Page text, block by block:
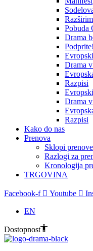
Pobuda
Drama
Podprite!
Drama
Razpisi
Drama
Razpisi
Kako do nas
Prenova
Sklopi prenove
Razlogi za
Kronologija
TRGOVINA
Facebook-f Youtube
EN
Dostopnost